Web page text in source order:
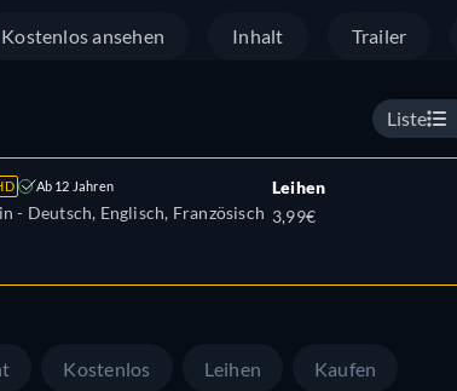
Kostenlos ansehen Inhalt Trailer
Liste
Ab 12 Jahren
- Deutsch, Englisch, Französisch
Leihen
3,99€
Kostenlos Leihen Kaufen